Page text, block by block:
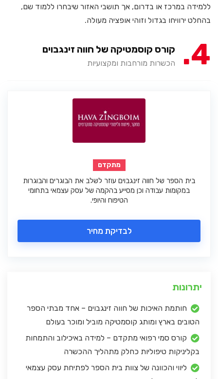
ללמידה במרכז או בדרום, אך תושבי האזור שיבחרו ללמוד שם,
בהחלט ירוויחו בגדול וזוהי אופציה מעולה.
4 קורס קוסמטיקה של חווה זינגבוים
הכשרות מורחבות ומקצועיות
מתקדם
בית הספר של חווה זינגבוים עוזר לשלב את הבוגרים והבוגרות
במקומות עבודה וכן מסייע בהקמה של עסק עצמאי בתחומי
הטיפוח והיופי.
לבדיקת מחיר
יתרונות
חותמת האיכות של חווה זינגבוים – אחד מבתי הספר
הטובים בארץ ומותג קוסמטיקה מוביל ומוכר בעולם
קורס סמי רפואי מתקדם – למידה באיכילוב והתמחות
בקליניקות טיפוליות כחלק מתהליך ההכשרה
ליווי והכוונה של צוות בית הספר לפתיחת עסק עצמאי